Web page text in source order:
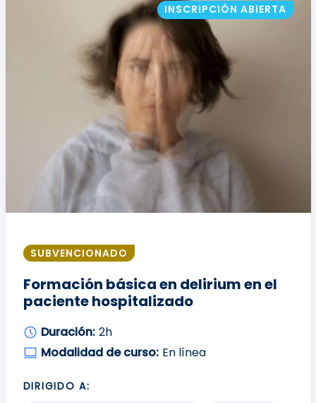
SUBVENCIONADO
Formación básica en delirium en el
paciente hospitalizado
Duración: 2h
Modalidad de curso: En línea
DIRIGIDO A:
INSCRIPCIÓN ABIERTA